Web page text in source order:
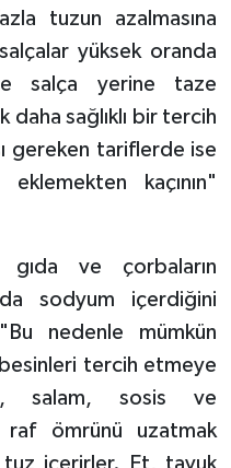
tuzun azalmasına
yüksek oranda
salça yerine taze
sağlıklı bir tercih
gereken tariflerde ise
kaçının"
gıda ve çorbaların
sodyum içerdiğini
nedenle mümkün
tercih etmeye
salam, sosis ve
ömrünü uzatmak
tuz içerirler. Et, tavuk